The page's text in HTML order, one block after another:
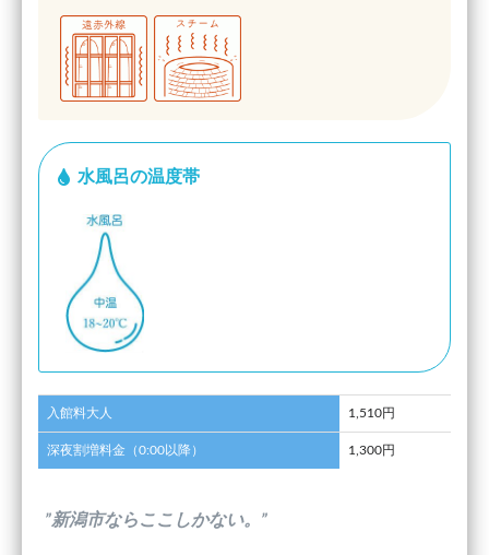
水風呂の温度帯
入館料大人 1,510円
深夜割増料金（0:00以降） 1,300円
”新潟市ならここしかない。”